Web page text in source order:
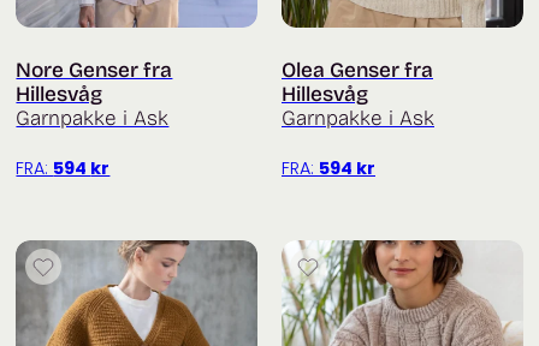
Nore Genser fra
Hillesvåg
Garnpakke i Ask
FRA: 594 kr
Olea Genser fra
Hillesvåg
Garnpakke i Ask
FRA: 594 kr